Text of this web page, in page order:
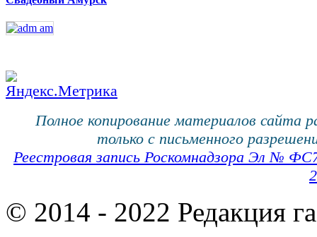
Полное копирование материалов сайта
только с письменного
Реестровая запись Роскомнадзора Эл №
© 2014 - 2022 Редакция